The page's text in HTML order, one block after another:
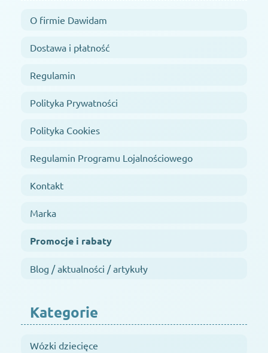
O firmie Dawidam
Dostawa i płatność
Regulamin
Polityka Prywatności
Polityka Cookies
Regulamin Programu Lojalnościowego
Kontakt
Marka
Promocje i rabaty
Blog / aktualności / artykuły
Kategorie
Wózki dziecięce